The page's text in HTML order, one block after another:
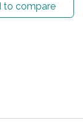
to compare